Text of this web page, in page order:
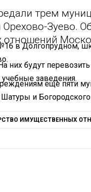
трем
Зуево.
в Долгопрудном,
них будут
учебные заведения.
еще пяти
и Богородского
ИМУЩЕСТВЕННЫХ